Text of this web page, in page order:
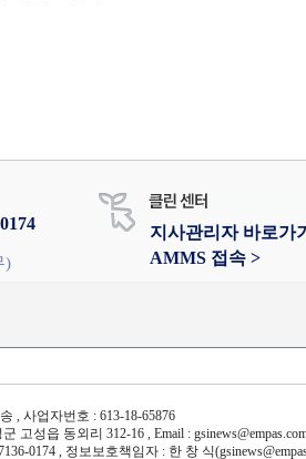
)
지사관리자 바로가
AMMS 접속 >
, 사업자번호 : 613-18-65876
고성읍 동외리 312-16 , Email :
0174 , 정보보호책임자 : 한 창 식